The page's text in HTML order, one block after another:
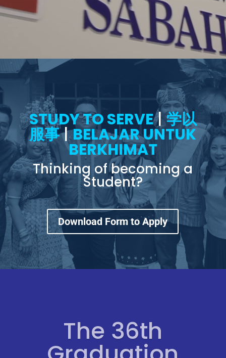
STUDY TO SERVE|学以
服事|BELAJAR UNTUK
BERKHIMAT
Thinking of becoming a
Student?
Download Form to Apply